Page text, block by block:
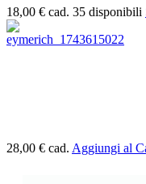
18,00 € cad. 35 disponibili
28,00 € cad. Aggiungi al